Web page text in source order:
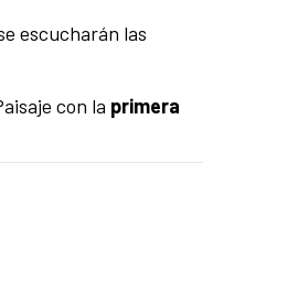
escucharán las
con la primera